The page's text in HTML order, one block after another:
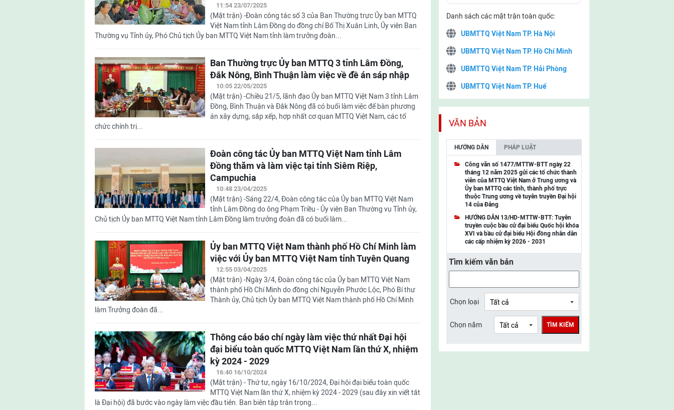
11:54 23/07/2025
(Mặt trận) -Đoàn công tác số 3 của Ban Thường trực Ủy ban MTTQ
Việt Nam tỉnh Lâm Đồng do đồng chí Bố Thị Xuân Linh, Ủy viên Ban
Thường vụ Tỉnh ủy, Phó Chủ tịch Ủy ban MTTQ Việt Nam tỉnh làm trưởng đoàn...
Ban Thường trực Ủy ban MTTQ 3 tỉnh Lâm Đồng,
Đắk Nông, Bình Thuận làm việc về đề án sáp nhập
10:05 22/05/2025
(Mặt trận) -Chiều 21/5, lãnh đạo Ủy ban MTTQ Việt Nam 3 tỉnh Lâm
Đồng, Bình Thuận và Đắk Nông đã có buổi làm việc để bàn phương
án xây dựng, sắp xếp, hợp nhất cơ quan MTTQ Việt Nam, các tổ
chức chính trị...
Đoàn công tác Ủy ban MTTQ Việt Nam tỉnh Lâm
Đồng thăm và làm việc tại tỉnh Siêm Riệp,
Campuchia
10:48 23/04/2025
(Mặt trận) -Sáng 22/4, Đoàn công tác của Ủy ban MTTQ Việt Nam
tỉnh Lâm Đồng do ông Phạm Triều - Ủy viên Ban Thường vụ Tỉnh ủy,
Chủ tịch Ủy ban MTTQ Việt Nam tỉnh Lâm Đồng làm trưởng đoàn đã có buổi làm...
Ủy ban MTTQ Việt Nam thành phố Hồ Chí Minh làm
việc với Ủy ban MTTQ Việt Nam tỉnh Tuyên Quang
12:55 03/04/2025
(Mặt trận) -Ngày 3/4, Đoàn công tác của Ủy ban MTTQ Việt Nam
thành phố Hồ Chí Minh do đồng chí Nguyễn Phước Lộc, Phó Bí thư
Thành ủy, Chủ tịch Ủy ban MTTQ Việt Nam thành phố Hồ Chí Minh
làm Trưởng đoàn đã...
Thông cáo báo chí ngày làm việc thứ nhất Đại hội
đại biểu toàn quốc MTTQ Việt Nam lần thứ X, nhiệm
kỳ 2024 - 2029
16:40 16/10/2024
(Mặt trận) - Thứ tư, ngày 16/10/2024, Đại hội đại biểu toàn quốc
MTTQ Việt Nam lần thứ X, nhiệm kỳ 2024 - 2029 (sau đây xin viết tắt
là Đại hội) đã bước vào ngày làm việc đầu tiên. Ban biên tập trân trọng...
Danh sách các mặt trận toàn quốc:
UBMTTQ Việt Nam TP. Hà Nội
UBMTTQ Việt Nam TP. Hồ Chí Minh
UBMTTQ Việt Nam TP. Hải Phòng
UBMTTQ Việt Nam TP. Huế
UBMTTQ Việt Nam TP. Cần Thơ
UBMTTQ Việt Nam tỉnh Quảng Ninh
UBMTTQ Việt Nam tỉnh Cao Bằng
UBMTTQ Việt Nam tỉnh Lạng Sơn
UBMTTQ Việt Nam tỉnh Lai Châu
UBMTTQ Việt Nam tỉnh Điện Biên
UBMTTQ Việt Nam tỉnh Sơn La
UBMTTQ Việt Nam tỉnh Thanh Hóa
UBMTTQ Việt Nam tỉnh Nghệ An
UBMTTQ Việt Nam tỉnh Lào Cai
UBMTTQ Việt Nam tỉnh Thái Nguyên
VĂN BẢN
HƯỚNG DẪN PHÁP LUẬT
Công văn số 1477/MTTW-BTT ngày 22
tháng 12 năm 2025 gửi các tổ chức thành
viên của MTTQ Việt Nam ở Trung ương và
Ủy ban MTTQ các tỉnh, thành phố trực
thuộc Trung ương về tuyên truyền Đại hội
14 của Đảng
HƯỚNG DẪN 13/HD-MTTW-BTT: Tuyên
truyền cuộc bầu cử đại biểu Quốc hội khóa
XVI và bầu cử đại biểu Hội đồng nhân dân
các cấp nhiệm kỳ 2026 - 2031
Tìm kiếm văn bản
Chọn loại
Chọn năm TÌM KIẾM